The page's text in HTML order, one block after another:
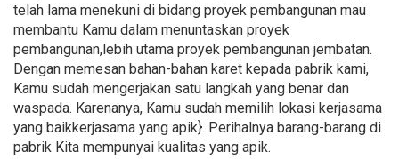
telah lama menekuni di bidang proyek pembangunan mau
membantu Kamu dalam menuntaskan proyek
pembangunan,lebih utama proyek pembangunan jembatan.
Dengan memesan bahan-bahan karet kepada pabrik kami,
Kamu sudah mengerjakan satu langkah yang benar dan
waspada. Karenanya, Kamu sudah memilih lokasi kerjasama
yang baikkerjasama yang apik}. Perihalnya barang-barang di
pabrik Kita mempunyai kualitas yang apik.